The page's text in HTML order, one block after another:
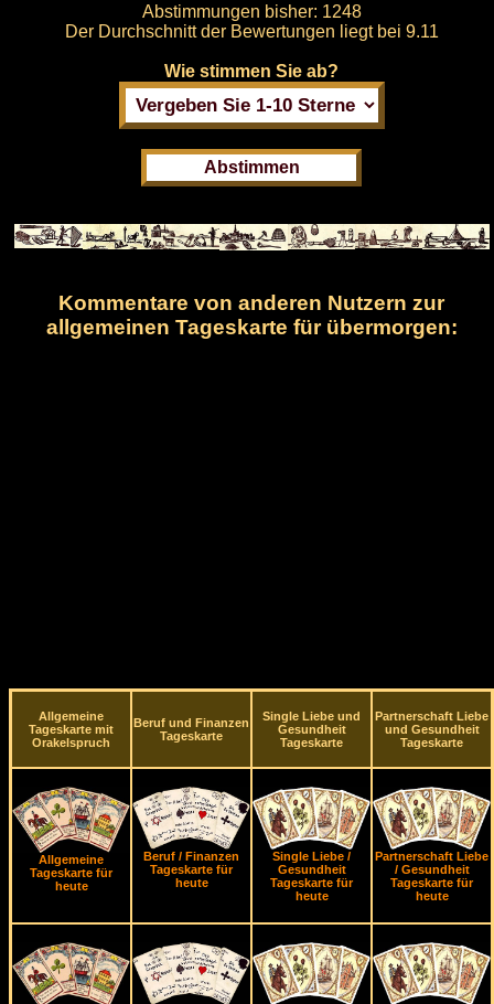
Abstimmungen bisher: 1248
Der Durchschnitt der Bewertungen liegt bei 9.11
Wie stimmen Sie ab?
Kommentare von anderen Nutzern zur
allgemeinen Tageskarte für übermorgen:
Allgemeine
Tageskarte mit
Orakelspruch
Beruf und Finanzen
Tageskarte
Single Liebe und
Gesundheit
Tageskarte
Partnerschaft Liebe
und Gesundheit
Tageskarte
Allgemeine
Tageskarte für
heute
Beruf / Finanzen
Tageskarte für
heute
Single Liebe /
Gesundheit
Tageskarte für
heute
Partnerschaft Liebe
/ Gesundheit
Tageskarte für
heute